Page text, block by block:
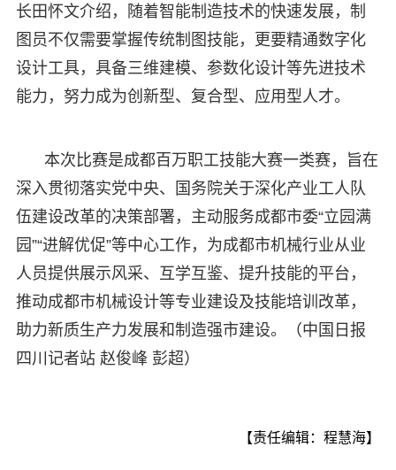
长田怀文介绍，随着智能制造技术的快速发展，制
图员不仅需要掌握传统制图技能，更要精通数字化
设计工具，具备三维建模、参数化设计等先进技术
能力，努力成为创新型、复合型、应用型人才。
本次比赛是成都百万职工技能大赛一类赛，旨在
深入贯彻落实党中央、国务院关于深化产业工人队
伍建设改革的决策部署，主动服务成都市委“立园满
园”“进解优促”等中心工作，为成都市机械行业从业
人员提供展示风采、互学互鉴、提升技能的平台，
推动成都市机械设计等专业建设及技能培训改革，
助力新质生产力发展和制造强市建设。（中国日报
四川记者站 赵俊峰 彭超）
【责任编辑：程慧海】